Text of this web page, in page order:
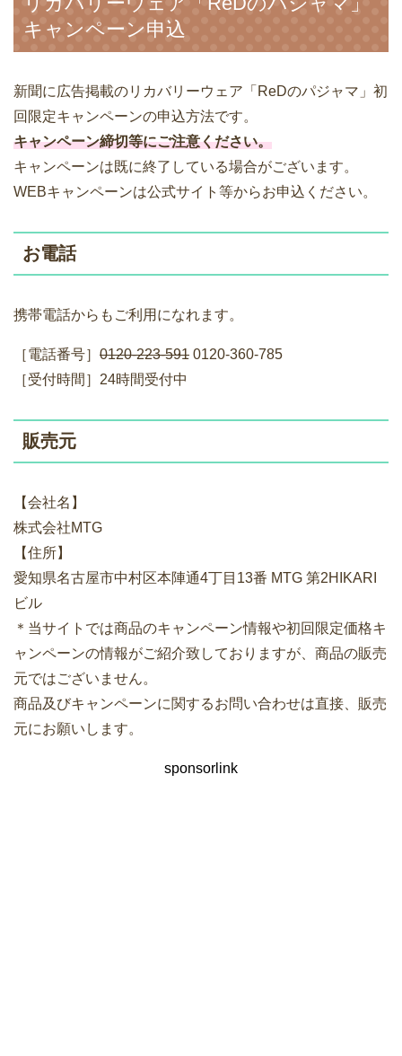
キャンペーン申込
新聞に広告掲載のリカバリーウェア「ReDのパジャマ」初
回限定キャンペーンの申込方法です。
キャンペーン締切等にご注意ください。
キャンペーンは既に終了している場合がございます。
WEBキャンペーンは公式サイト等からお申込ください。
お電話
携帯電話からもご利用になれます。
［電話番号］ 0120-223-591 0120-360-785
［受付時間］24時間受付中
販売元
【会社名】
株式会社MTG
【住所】
愛知県名古屋市中村区本陣通4丁目13番 MTG 第2HIKARI
ビル
＊当サイトでは商品のキャンペーン情報や初回限定価格キ
ャンペーンの情報がご紹介致しておりますが、商品の販売
元ではございません。
商品及びキャンペーンに関するお問い合わせは直接、販売
元にお願いします。
sponsorlink